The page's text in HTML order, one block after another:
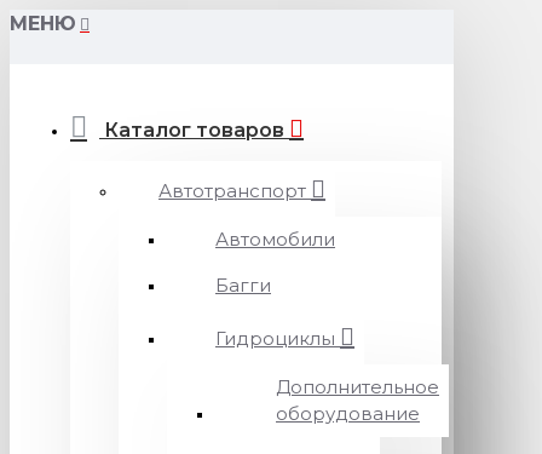
МЕНЮ
Каталог товаров
Автотранспорт
Автомобили
Багги
Гидроциклы
Дополнительное
оборудование